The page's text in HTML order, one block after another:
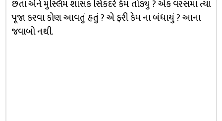
છતાં એને મુસ્લિમ શાસક સિકંદરે કેમ તોડ્યું ? એક વરસમાં ત્યાં
પૂજા કરવા કોણ આવતું હતું ? એ ફરી કેમ ના બંધાયું ? આના
જવાબો નથી.